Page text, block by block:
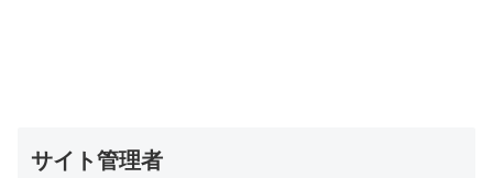
サイト管理者